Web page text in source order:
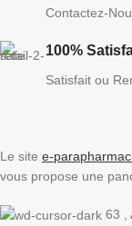
Contactez-
100%
Satisfait ou
Le site e-
vous propose une
63 ,